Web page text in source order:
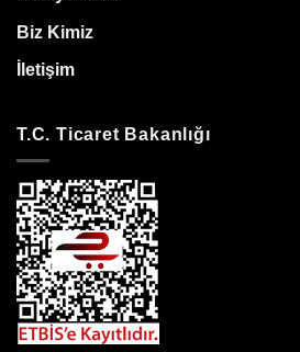
Biz Kimiz
İletişim
T.C. Ticaret Bakanlığı